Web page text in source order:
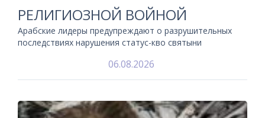
РЕЛИГИОЗНОЙ ВОЙНОЙ
Арабские лидеры предупреждают о разрушительных
последствиях нарушения статус-кво святыни
06.08.2026